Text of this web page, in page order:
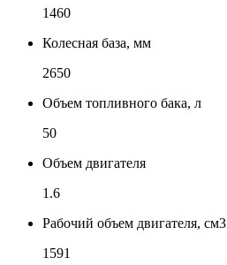
1460
Колесная база, мм
2650
Объем топливного бака, л
50
Объем двигателя
1.6
Рабочий объем двигателя, см3
1591